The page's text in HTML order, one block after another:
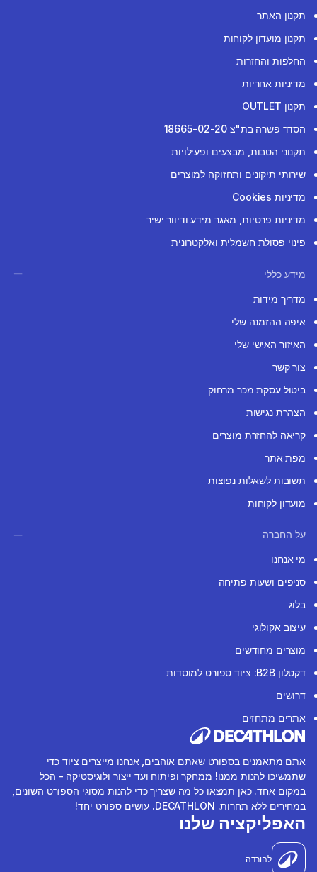
תקנון האתר
תקנון מועדון לקוחות
החלפות והחזרות
מדיניות אחריות
תקנון OUTLET
הסדר פשרה בת"צ 18665-02-20
תקנוני הטבות, מבצעים ופעילויות
שירותי תיקונים ותחזוקה למוצרים
מדיניות Cookies
מדיניות פרטיות, מאגר מידע ודיוור ישיר
פינוי פסולת חשמלית ואלקטרונית
מידע כללי
מדריך מידות
איפה ההזמנה שלי
האיזור האישי שלי
צור קשר
ביטול עסקת מכר מרחוק
הצהרת נגישות
קריאה להחזרת מוצרים
מפת אתר
תשובות לשאלות נפוצות
מועדון לקוחות
על החברה
מי אנחנו
סניפים ושעות פתיחה
בלוג
עיצוב אקולוגי
מוצרים מחודשים
דקטלון B2B: ציוד ספורט למוסדות
דרושים
אתרים מתחזים
אתם מתאמנים בספורט שאתם אוהבים, אנחנו מייצרים ציוד כדי
שתמשיכו להנות ממנו! ממחקר ופיתוח ועד ייצור ולוגיסטיקה - הכל
במקום אחד. כאן תמצאו כל מה שצריך כדי להנות מסוגי הספורט השונים,
במחירים ללא תחרות. DECATHLON. עושים ספורט יחד!
האפליקציה שלנו
להורדה